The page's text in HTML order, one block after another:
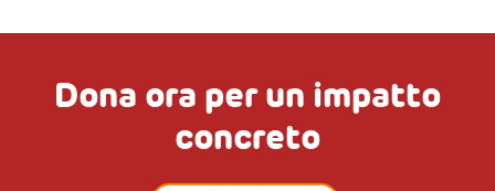
Dona ora per un impatto
concreto